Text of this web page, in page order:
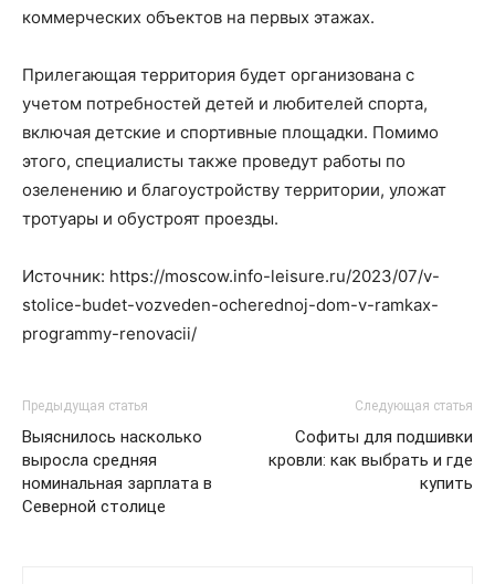
коммерческих объектов на первых этажах.
Прилегающая территория будет организована с
учетом потребностей детей и любителей спорта,
включая детские и спортивные площадки. Помимо
этого, специалисты также проведут работы по
озеленению и благоустройству территории, уложат
тротуары и обустроят проезды.
Источник: https://moscow.info-leisure.ru/2023/07/v-
stolice-budet-vozveden-ocherednoj-dom-v-ramkax-
programmy-renovacii/
Предыдущая статья
Выяснилось насколько
выросла средняя
номинальная зарплата в
Северной столице
Следующая статья
Софиты для подшивки
кровли: как выбрать и где
купить